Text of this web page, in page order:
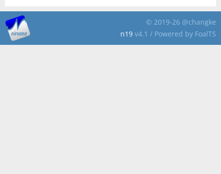
© 2019-26 @changke
n19 v4.1 / Powered by FoalTS